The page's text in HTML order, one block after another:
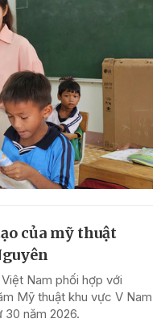
của mỹ thuật
Nam phối hợp với
Mỹ thuật khu vực V Nam
30 năm 2026.